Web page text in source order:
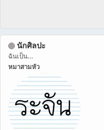
นักศิลปะ
ฉันเป็น...
หมาสามหัว